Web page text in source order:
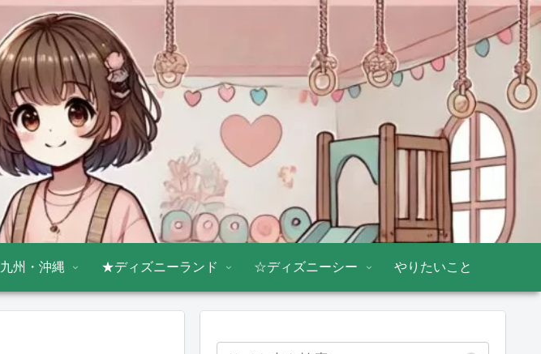
九州・沖縄 ★ディズニーランド ☆ディズニーシー やりたいこと